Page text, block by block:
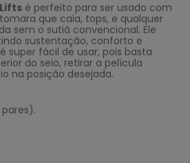
é perfeito para ser usado com
que caia, tops, e qualquer
sem o sutiã convencional. Ele
sustentação, conforto e
super fácil de usar, pois basta
do seio, retirar a película
na posição desejada.